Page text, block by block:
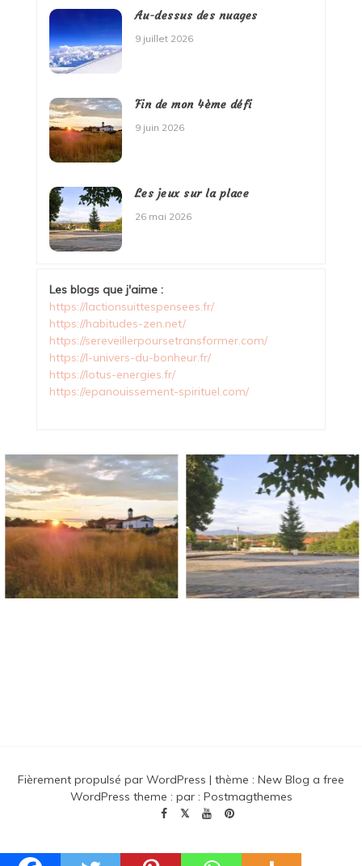
Au-dessus des nuages
9 juillet 2026
Fin de mon 4ème défi
9 juin 2026
Les jeux sur la place
26 mai 2026
Les blogs que j'aime :
https://lactionsuittespensees.fr/
https://habitudes-zen.net/
https://sereveillerpoursetransformer.com/
https://l-univers-du-bonheur.fr/
https://lotus-energies.fr/
https://epanouissement-spirituel.com/
Fièrement propulsé par WordPress | thème : New Blog a free
WordPress theme : par : Postmagthemes